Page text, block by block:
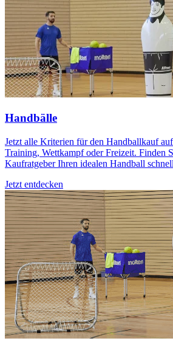
Handbälle
Jetzt alle Kriterien für den Handballkauf
Training, Wettkampf oder Freizeit. Finden
Kaufratgeber Ihren idealen Handball
Jetzt entdecken